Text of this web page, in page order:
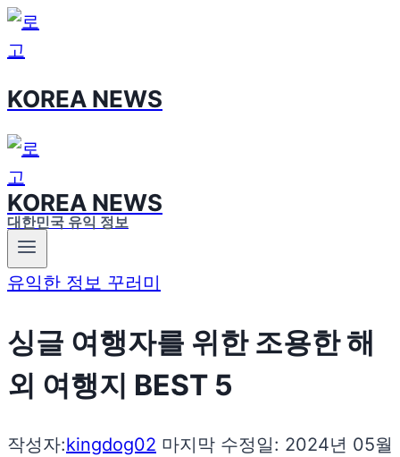
Skip
to
KOREA NEWS
KOREA NEWS
대한민국 유익 정보
유익한 정보 꾸러미
싱글 여행자를 위한 조용한 해
외 여행지 BEST 5
작성자:kingdog02 마지막 수정일: 2024년 05월